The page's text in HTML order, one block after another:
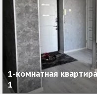
1-комнатная
1